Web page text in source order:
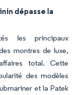
dépasse la
les principaux
montres de luxe,
total. Cette
des modèles
et la Patek